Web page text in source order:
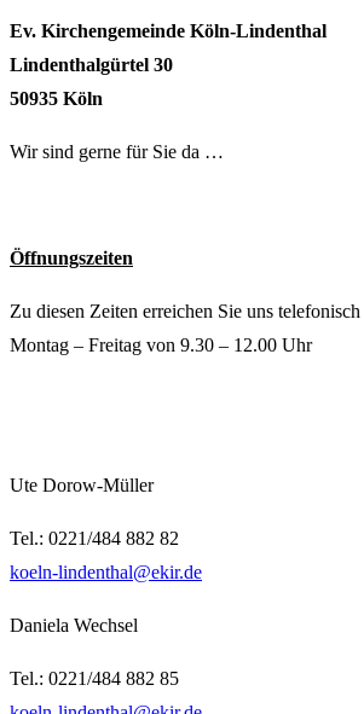
Ev. Kirchengemeinde Köln-Lindenthal
Lindenthalgürtel 30
50935 Köln
Wir sind gerne für Sie da …
Öffnungszeiten
Zu diesen Zeiten erreichen Sie uns
Montag – Freitag von 9.30 – 12.00 Uhr
Ute Dorow-Müller
Tel.: 0221/484 882 82
koeln-lindenthal@ekir.de
Daniela Wechsel
Tel.: 0221/484 882 85